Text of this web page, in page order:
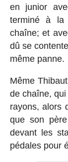
en junior
terminé à la
chaîne; et
dû se
même panne.
Même
de chaîne,
rayons, alors
que son
devant les
pédales pour